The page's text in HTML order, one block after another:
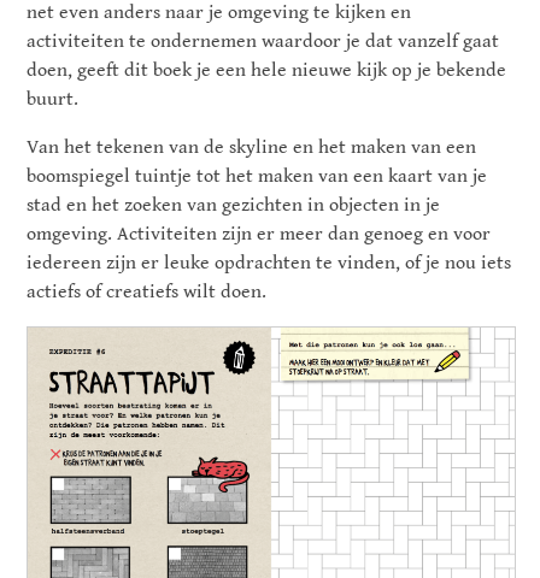
net even anders naar je omgeving te kijken en
activiteiten te ondernemen waardoor je dat vanzelf gaat
doen, geeft dit boek je een hele nieuwe kijk op je bekende
buurt.
Van het tekenen van de skyline en het maken van een
boomspiegel tuintje tot het maken van een kaart van je
stad en het zoeken van gezichten in objecten in je
omgeving. Activiteiten zijn er meer dan genoeg en voor
iedereen zijn er leuke opdrachten te vinden, of je nou iets
actiefs of creatiefs wilt doen.